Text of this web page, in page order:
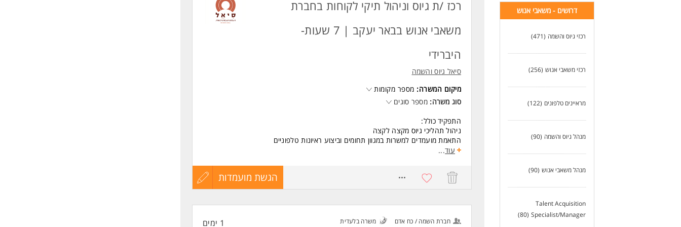
דרושים - משאבי אנוש
רכזי גיוס והשמה (471)
רכזי משאבי אנוש (256)
מראיינים טלפונים (122)
מנהל גיוס והשמה (90)
מנהל משאבי אנוש (90)
Talent Acquisition
Specialist/Manager
(80)
רכז /ת גיוס וניהול תיקי לקוחות בחברת
משאבי אנוש בבאר יעקב | 7 שעות-
היברידי
סיאל גיוס והשמה
מיקום המשרה: מספר מקומות
סוג משרה: מספר סוגים
התפקיד כולל:
ניהול תהליכי גיוס מקצה לקצה
התאמת מועמדים למשרות במגוון תחומים וביצוע ראיונות טלפוניים
פרסום משרות באתרי דרושים וברשתות החברתיות
משרה חלקית, 7 שעות ביום| מותאם לאימהות |מודל עבודה היברידי
ניסיון קודם בשירות או מכירות - חובה
עוד...
הגשת מועמדות
עדכון
חברת השמה / כח אדם משרה בלעדית 1 ימים